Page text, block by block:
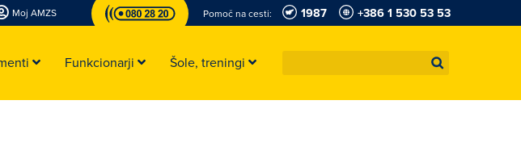
Moj AMZS Pomoč na cesti: 1987 +386 1 530 53 53
Funkcionarji Šole, treningi